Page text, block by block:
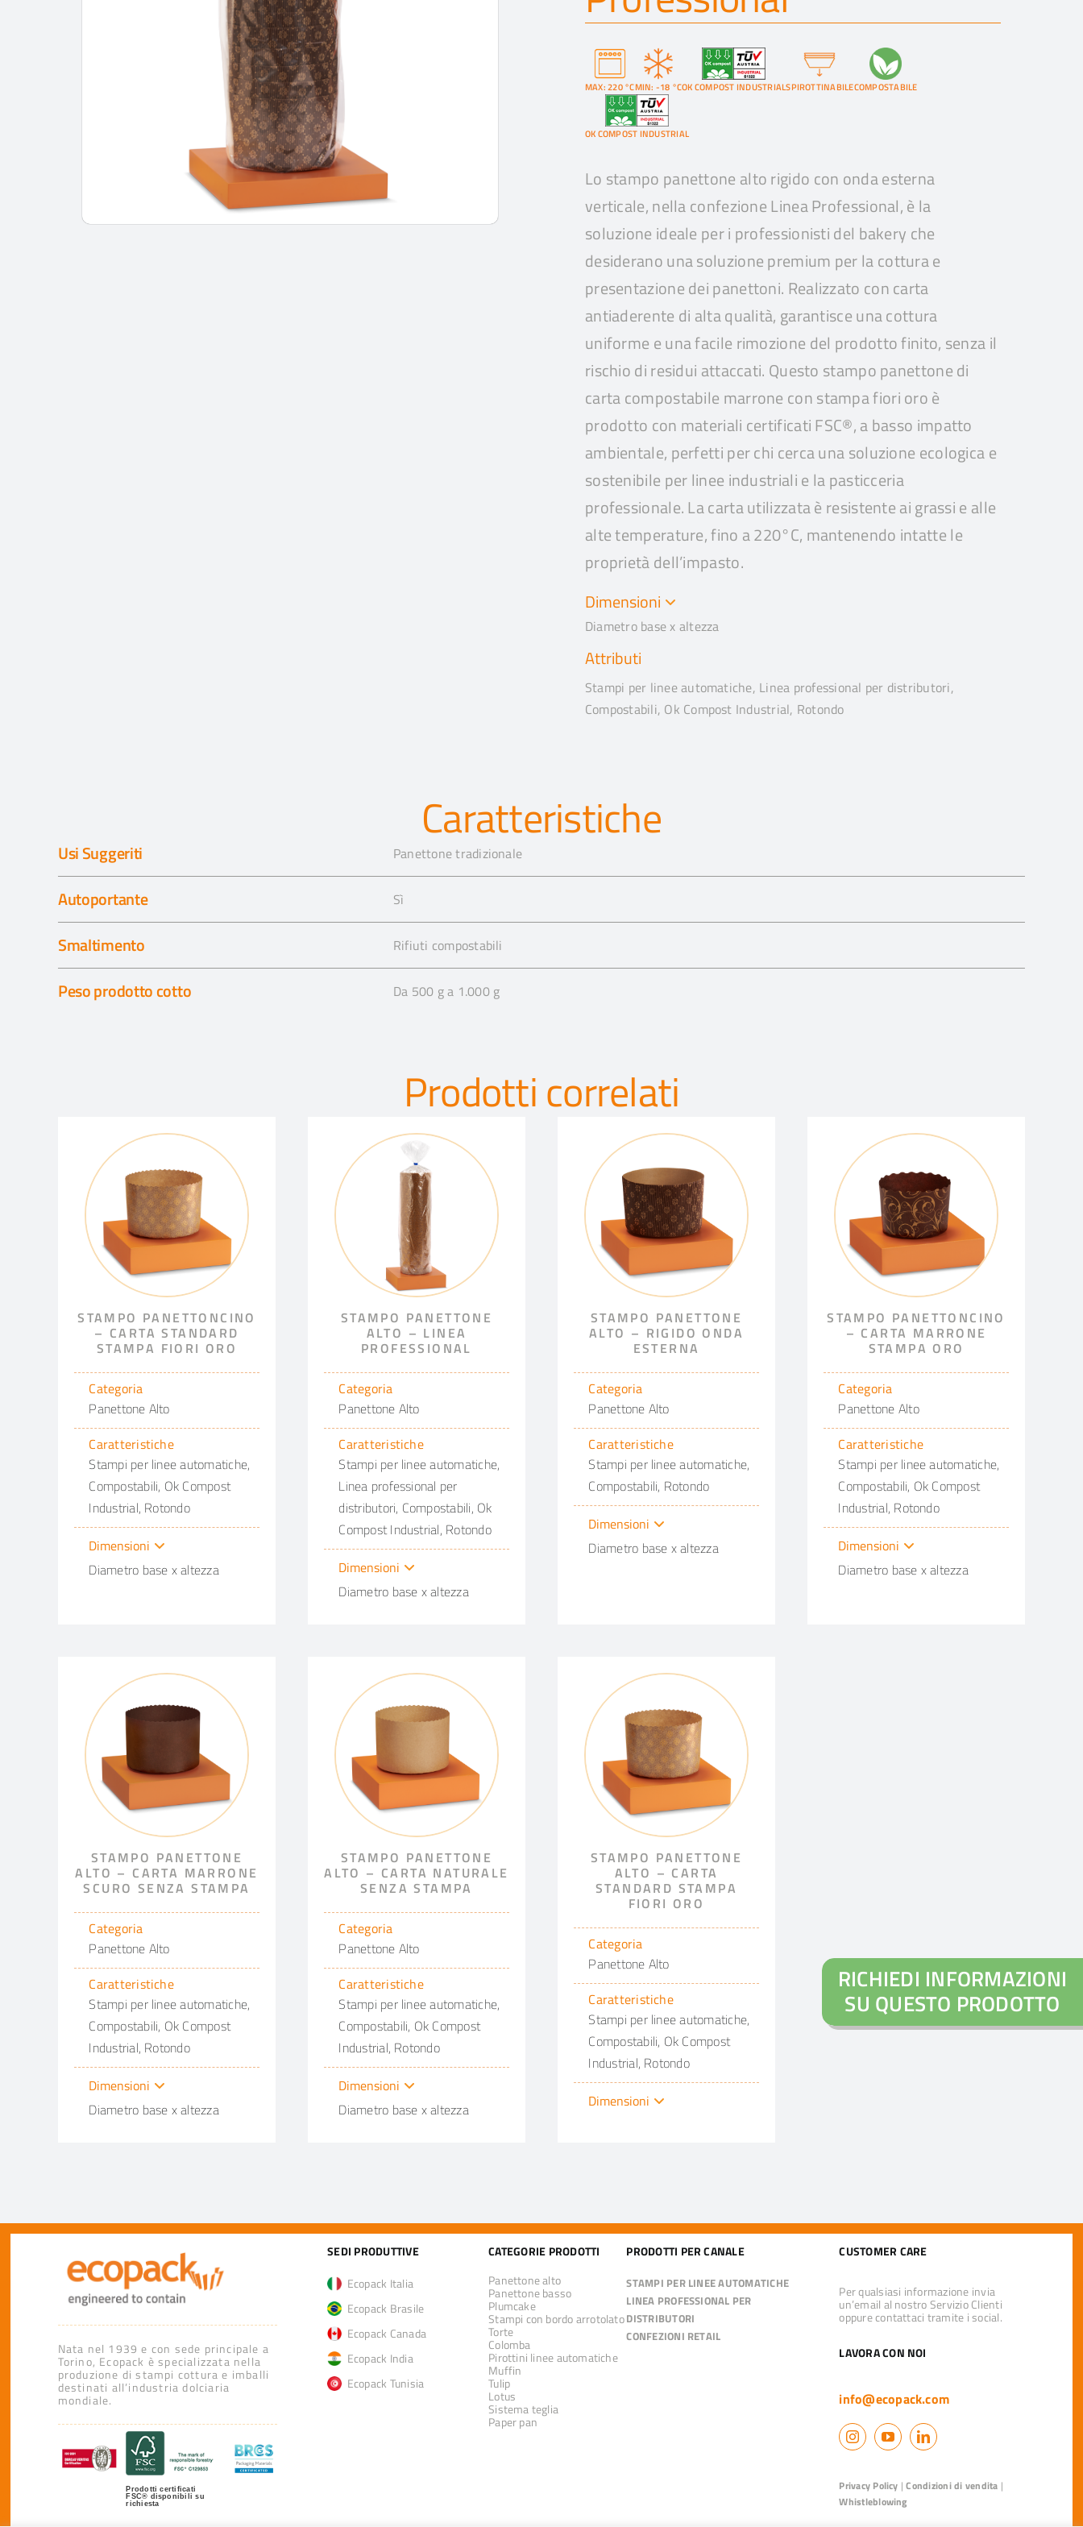
MAX: 220 °CMIN: -18 °COK COMPOST INDUSTRIALSPIROTTINABILECOMPOSTABILE
OK COMPOST INDUSTRIAL
Lo stampo panettone alto rigido con onda esterna
verticale, nella confezione Linea Professional, è la
soluzione ideale per i professionisti del bakery che
desiderano una soluzione premium per la cottura e
presentazione dei panettoni. Realizzato con carta
antiaderente di alta qualità, garantisce una cottura
uniforme e una facile rimozione del prodotto finito, senza il
rischio di residui attaccati. Questo stampo panettone di
carta compostabile marrone con stampa fiori oro è
prodotto con materiali certificati FSC®, a basso impatto
ambientale, perfetti per chi cerca una soluzione ecologica e
sostenibile per linee industriali e la pasticceria
professionale. La carta utilizzata è resistente ai grassi e alle
alte temperature, fino a 220°C, mantenendo intatte le
proprietà dell’impasto.
Dimensioni
Diametro base x altezza
Attributi
Stampi per linee automatiche, Linea professional per distributori,
Compostabili, Ok Compost Industrial, Rotondo
Caratteristiche
Usi Suggeriti Panettone tradizionale
Autoportante Sì
Smaltimento Rifiuti compostabili
Peso prodotto cotto Da 500 g a 1.000 g
Prodotti correlati
STAMPO PANETTONCINO
– CARTA STANDARD
STAMPA FIORI ORO
Categoria
Panettone Alto
Caratteristiche
Stampi per linee automatiche,
Compostabili, Ok Compost
Industrial, Rotondo
Dimensioni
Diametro base x altezza
STAMPO PANETTONE
ALTO – LINEA
PROFESSIONAL
Categoria
Panettone Alto
Caratteristiche
Stampi per linee automatiche,
Linea professional per
distributori, Compostabili, Ok
Compost Industrial, Rotondo
Dimensioni
Diametro base x altezza
STAMPO PANETTONE
ALTO – RIGIDO ONDA
ESTERNA
Categoria
Panettone Alto
Caratteristiche
Stampi per linee automatiche,
Compostabili, Rotondo
Dimensioni
Diametro base x altezza
STAMPO PANETTONCINO
– CARTA MARRONE
STAMPA ORO
Categoria
Panettone Alto
Caratteristiche
Stampi per linee automatiche,
Compostabili, Ok Compost
Industrial, Rotondo
Dimensioni
Diametro base x altezza
STAMPO PANETTONE
ALTO – CARTA MARRONE
SCURO SENZA STAMPA
Categoria
Panettone Alto
Caratteristiche
Stampi per linee automatiche,
Compostabili, Ok Compost
Industrial, Rotondo
Dimensioni
Diametro base x altezza
STAMPO PANETTONE
ALTO – CARTA NATURALE
SENZA STAMPA
Categoria
Panettone Alto
Caratteristiche
Stampi per linee automatiche,
Compostabili, Ok Compost
Industrial, Rotondo
Dimensioni
Diametro base x altezza
STAMPO PANETTONE
ALTO – CARTA
STANDARD STAMPA
FIORI ORO
Categoria
Panettone Alto
Caratteristiche
Stampi per linee automatiche,
Compostabili, Ok Compost
Industrial, Rotondo
Dimensioni
RICHIEDI INFORMAZIONI
SU QUESTO PRODOTTO
Nata nel 1939 e con sede principale a
Torino, Ecopack è specializzata nella
produzione di stampi cottura e imballi
destinati all’industria dolciaria
mondiale.
Prodotti certificati
FSC® disponibili su
richiesta
SEDI PRODUTTIVE
Ecopack Italia
Ecopack Brasile
Ecopack Canada
Ecopack India
Ecopack Tunisia
CATEGORIE PRODOTTI
Panettone alto
Panettone basso
Plumcake
Stampi con bordo arrotolato
Torte
Colomba
Pirottini linee automatiche
Muffin
Tulip
Lotus
Sistema teglia
Paper pan
PRODOTTI PER CANALE
STAMPI PER LINEE AUTOMATICHE
LINEA PROFESSIONAL PER
DISTRIBUTORI
CONFEZIONI RETAIL
CUSTOMER CARE
Per qualsiasi informazione invia
un’email al nostro Servizio Clienti
oppure contattaci tramite i social.
LAVORA CON NOI
info@ecopack.com
Privacy Policy |Condizioni di vendita |
Whistleblowing